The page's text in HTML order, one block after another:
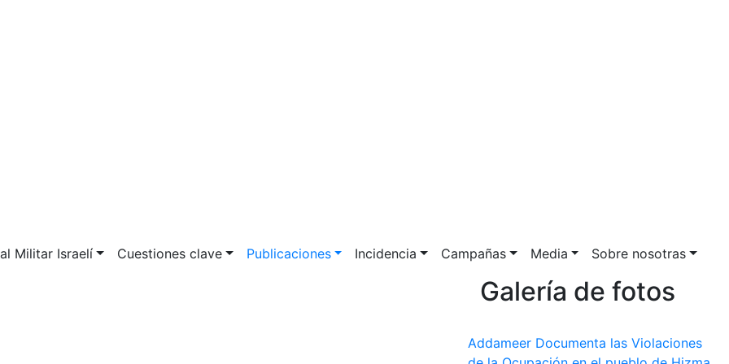
Militar Israelí Cuestiones clave Publicaciones Incidencia Campañas Media Sobre nosotras
Galería de fotos
Addameer Documenta las Violaciones